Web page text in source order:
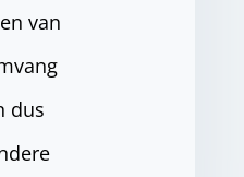
van
dus